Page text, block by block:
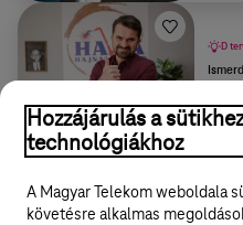
D
Hozzájárulás a
technológiákhoz
A Magyar Telekom weboldala
követésre alkalmas